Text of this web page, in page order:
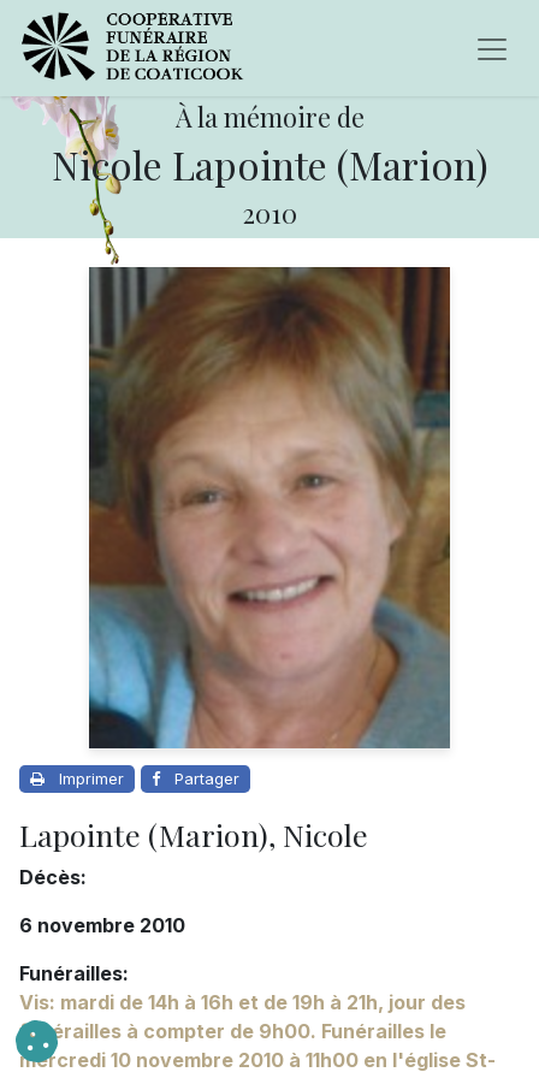
À la mémoire de
Nicole Lapointe (Marion)
2010
Imprimer Partager
Lapointe (Marion), Nicole
Décès:
6 novembre 2010
Funérailles:
Vis: mardi de 14h à 16h et de 19h à 21h, jour des
funérailles à compter de 9h00. Funérailles le
mercredi 10 novembre 2010 à 11h00 en l'église St-